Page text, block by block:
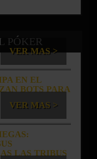
PÓKER
VER MAS >
EN EL
BOTS PARA
VER MAS >
LAS TRIBUS